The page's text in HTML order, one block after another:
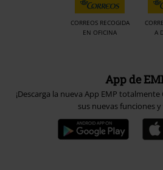
CORREOS RECOGIDA
EN OFICINA
A
App de
¡Descarga la nueva App EMP
sus nuevas funciones